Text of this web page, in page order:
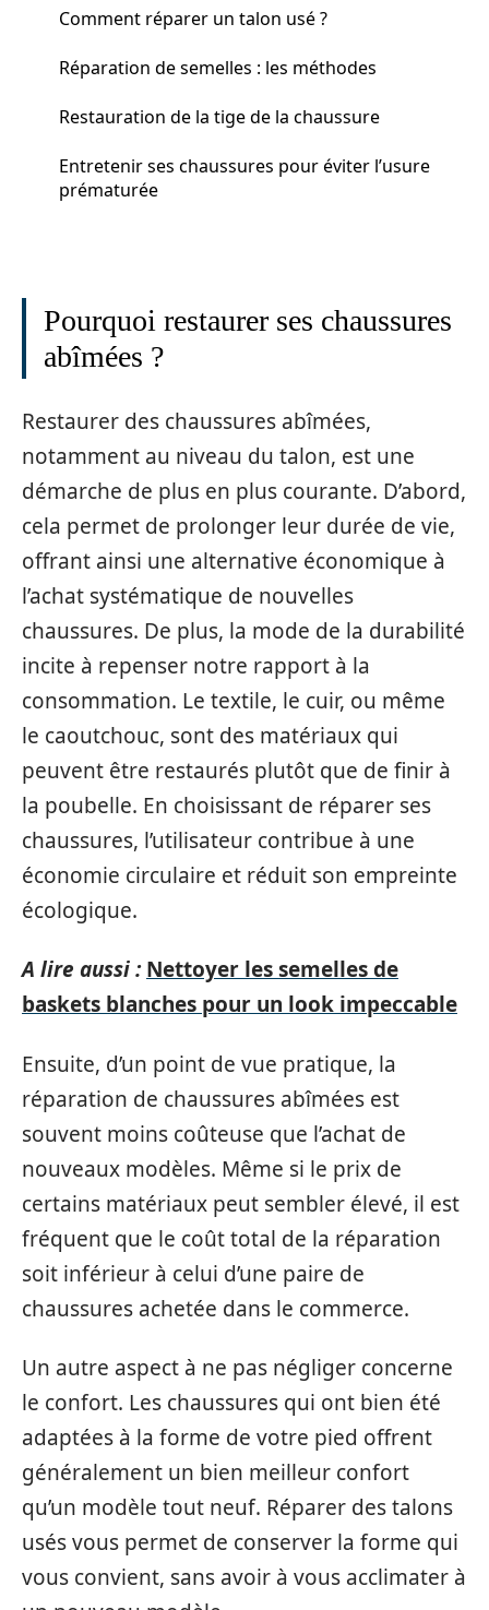
Comment réparer un talon usé ?
Réparation de semelles : les méthodes
Restauration de la tige de la chaussure
Entretenir ses chaussures pour éviter l’usure
prématurée
Pourquoi restaurer ses chaussures
abîmées ?
Restaurer des chaussures abîmées,
notamment au niveau du talon, est une
démarche de plus en plus courante. D’abord,
cela permet de prolonger leur durée de vie,
offrant ainsi une alternative économique à
l’achat systématique de nouvelles
chaussures. De plus, la mode de la durabilité
incite à repenser notre rapport à la
consommation. Le textile, le cuir, ou même
le caoutchouc, sont des matériaux qui
peuvent être restaurés plutôt que de finir à
la poubelle. En choisissant de réparer ses
chaussures, l’utilisateur contribue à une
économie circulaire et réduit son empreinte
écologique.
A lire aussi : Nettoyer les semelles de
baskets blanches pour un look impeccable
Ensuite, d’un point de vue pratique, la
réparation de chaussures abîmées est
souvent moins coûteuse que l’achat de
nouveaux modèles. Même si le prix de
certains matériaux peut sembler élevé, il est
fréquent que le coût total de la réparation
soit inférieur à celui d’une paire de
chaussures achetée dans le commerce.
Un autre aspect à ne pas négliger concerne
le confort. Les chaussures qui ont bien été
adaptées à la forme de votre pied offrent
généralement un bien meilleur confort
qu’un modèle tout neuf. Réparer des talons
usés vous permet de conserver la forme qui
vous convient, sans avoir à vous acclimater à